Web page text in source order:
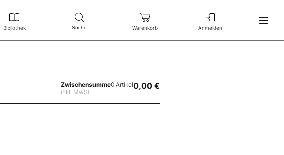
Bibliothek Suche Warenkorb Anmelden
Zwischensumme
inkl. MwSt.
0 Artikel0,00 €